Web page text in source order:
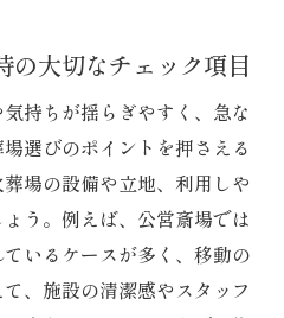
の大切なチェック項目
持ちが揺らぎやすく、急な
選びのポイントを押さえる
場の設備や立地、利用しや
う。例えば、公営斎場では
いるケースが多く、移動の
、施設の清潔感やスタッフ